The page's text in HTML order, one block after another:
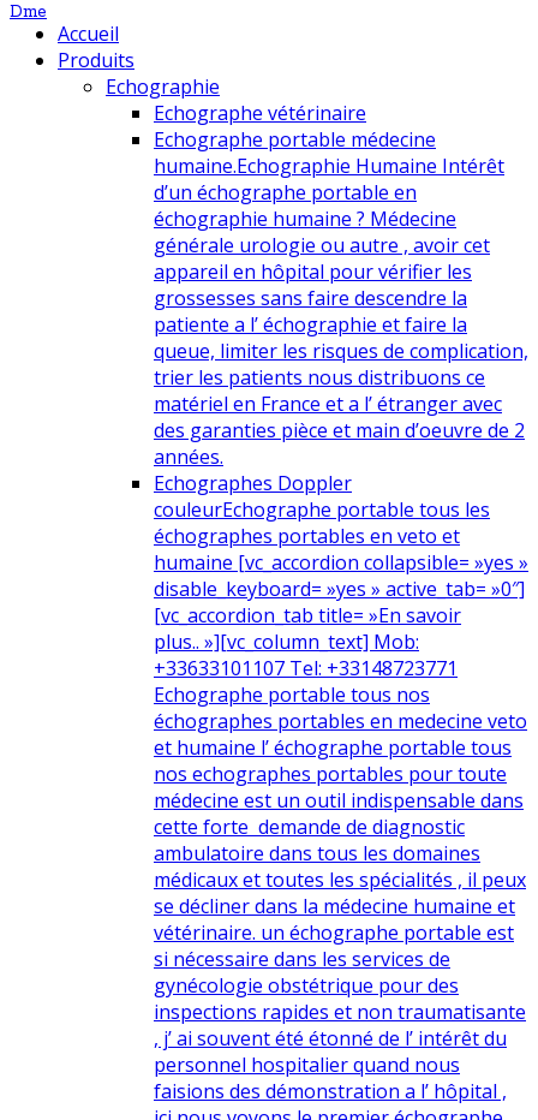
Dme
Accueil
Produits
Echographie
Echographe vétérinaire
Echographe portable médecine
humaine.Echographie Humaine Intérêt
d’un échographe portable en
échographie humaine ? Médecine
générale urologie ou autre , avoir cet
appareil en hôpital pour vérifier les
grossesses sans faire descendre la
patiente a l’ échographie et faire la
queue, limiter les risques de complication,
trier les patients nous distribuons ce
matériel en France et a l’ étranger avec
des garanties pièce et main d’oeuvre de 2
années.
Echographes Doppler
couleurEchographe portable tous les
échographes portables en veto et
humaine [vc_accordion collapsible= »yes »
disable_keyboard= »yes » active_tab= »0″]
[vc_accordion_tab title= »En savoir
plus.. »][vc_column_text] Mob:
+33633101107 Tel: +33148723771
Echographe portable tous nos
échographes portables en medecine veto
et humaine l’ échographe portable tous
nos echographes portables pour toute
médecine est un outil indispensable dans
cette forte demande de diagnostic
ambulatoire dans tous les domaines
médicaux et toutes les spécialités , il peux
se décliner dans la médecine humaine et
vétérinaire. un échographe portable est
si nécessaire dans les services de
gynécologie obstétrique pour des
inspections rapides et non traumatisante
, j’ ai souvent été étonné de l’ intérêt du
personnel hospitalier quand nous
faisions des démonstration a l’ hôpital ,